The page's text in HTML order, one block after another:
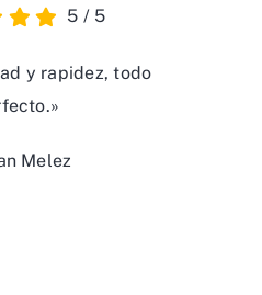
5 / 5
y rapidez, todo
Melez